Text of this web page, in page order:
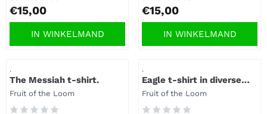
Prijs: 15,00
€15,00
IN WINKELMAND
Prijs: 15,00
€15,00
IN WINKELMAND
Artikelnummer
.
The Messiah t-shirt.
Merk:
Fruit of the Loom
Artikelnummer
.
Eagle t-shirt in diverse
kleuren.
Merk:
Fruit of the Loom